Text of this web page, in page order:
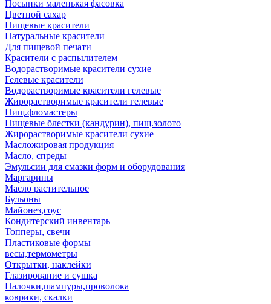
Посыпки маленькая фасовка
Цветной сахар
Пищевые красители
Натуральные красители
Для пищевой печати
Красители с распылителем
Водорастворимые красители сухие
Гелевые красители
Водорастворимые красители гелевые
Жирорастворимые красители гелевые
Пищ.фломастеры
Пищевые блестки (кандурин), пищ.золото
Жирорастворимые красители сухие
Масложировая продукция
Масло, спреды
Эмульсии для смазки форм и оборудования
Маргарины
Масло растительное
Бульоны
Майонез,соус
Кондитерский инвентарь
Топперы, свечи
Пластиковые формы
весы,термометры
Открытки, наклейки
Глазирование и сушка
Палочки,шампуры,проволока
коврики, скалки